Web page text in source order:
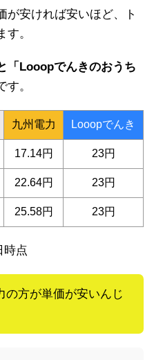
が安ければ安いほど、ト
。
「Looopでんきのおうち
。
九州電力 Looopでんき
17.14円 23円
22.64円 23円
25.58円 23円
時点
の方が単価が安いんじ